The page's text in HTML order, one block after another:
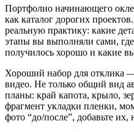
Портфолио начинающего
как каталог дорогих
реальную практику: какие
этапы вы выполняли сами,
получилось хорошо и какие
Хороший набор для отклика
видео. Не только общий вид
планы: край капота, крыло,
фрагмент укладки пленки,
фото “до/после”, добавьте их,